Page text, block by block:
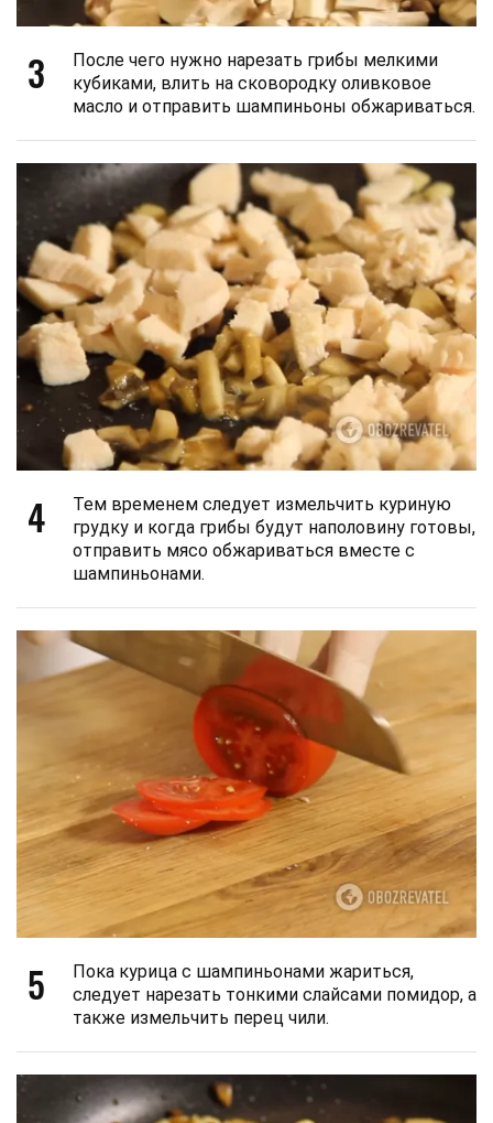
3
После чего нужно нарезать грибы мелкими
кубиками, влить на сковородку оливковое
масло и отправить шампиньоны обжариваться.
4
Тем временем следует измельчить куриную
грудку и когда грибы будут наполовину готовы,
отправить мясо обжариваться вместе с
шампиньонами.
5
Пока курица с шампиньонами жариться,
следует нарезать тонкими слайсами помидор, а
также измельчить перец чили.